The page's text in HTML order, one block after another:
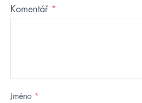
Komentář *
Jméno *